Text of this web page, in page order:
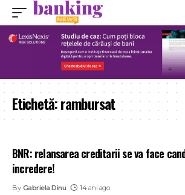
Etichetă:rambursat
BNR: relansarea creditarii se va face
incredere!
By Gabriela Dinu 14 ani ago